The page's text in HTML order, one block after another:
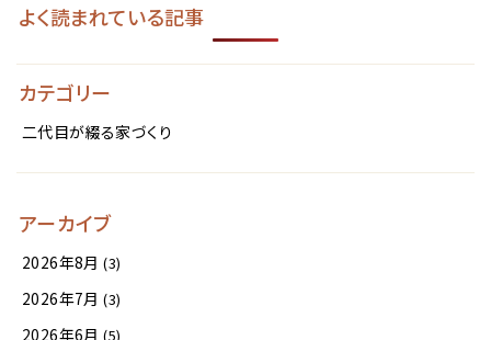
よく読まれている記事
カテゴリー
二代目が綴る家づくり
アーカイブ
2026年8月 (3)
2026年7月 (3)
2026年6月 (5)